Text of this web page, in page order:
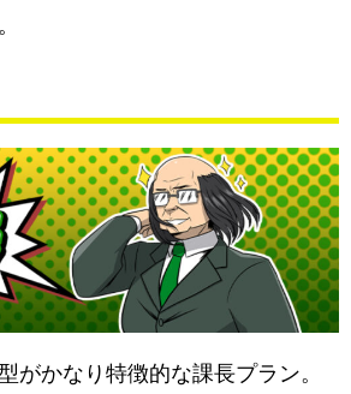
がかなり特徴的な課長プラン。